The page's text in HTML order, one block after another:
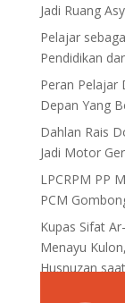
Jadi Ruang
Pelajar
Pendidikan
Peran Pelajar
Depan Yang
Dahlan Rais
Jadi Motor
LPCRPM PP
PCM
Kupas Sifat
Menayu
Husnuzan